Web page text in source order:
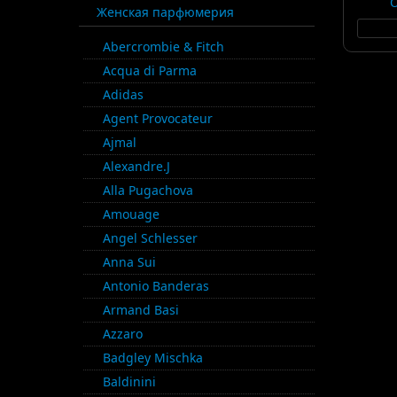
Женская парфюмерия
Abercrombie & Fitch
Acqua di Parma
Adidas
Agent Provocateur
Ajmal
Alexandre.J
Alla Pugachova
Amouage
Angel Schlesser
Anna Sui
Antonio Banderas
Armand Basi
Azzaro
Badgley Mischka
Baldinini